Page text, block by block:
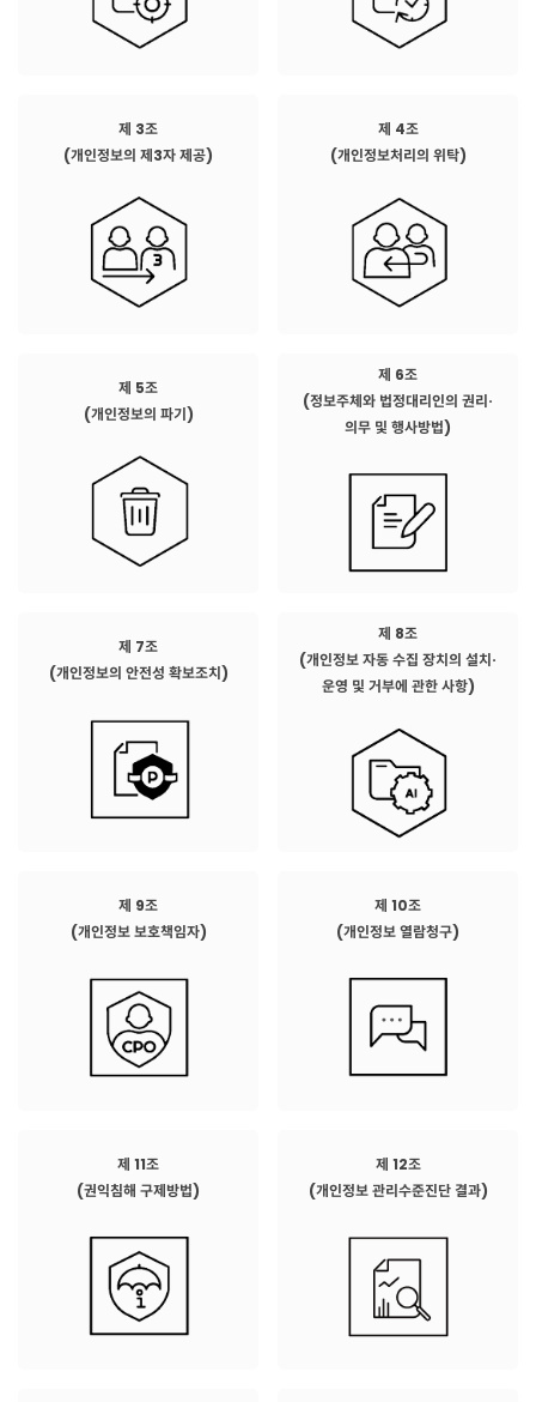
제 3조
(개인정보의 제3자 제공)
제 4조
(개인정보처리의 위탁)
제 5조
(개인정보의 파기)
제 6조
(정보주체와 법정대리인의 권리·
의무 및 행사방법)
제 7조
(개인정보의 안전성 확보조치)
제 8조
(개인정보 자동 수집 장치의 설치·
운영 및 거부에 관한 사항)
제 9조
(개인정보 보호책임자)
제 10조
(개인정보 열람청구)
제 11조
(권익침해 구제방법)
제 12조
(개인정보 관리수준진단 결과)